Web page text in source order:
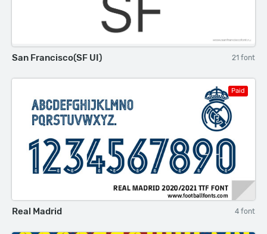
San Francisco(SF UI) 21 font
Paid
Real Madrid 4 font